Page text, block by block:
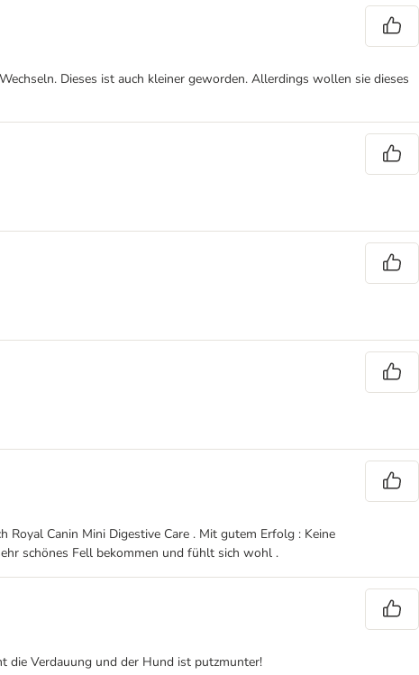
Dieses ist auch kleiner geworden. Allerdings wollen sie dieses
Canin Mini Digestive Care . Mit gutem Erfolg : Keine
schönes Fell bekommen und fühlt sich wohl .
die Verdauung und der Hund ist putzmunter!